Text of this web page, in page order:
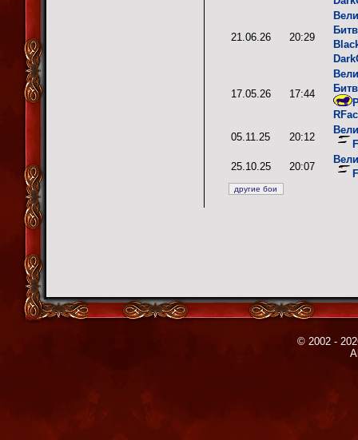
21.06.26 20:29
17.05.26 17:44
05.11.25
20:12
25.10.25
20:07
© 2002 -